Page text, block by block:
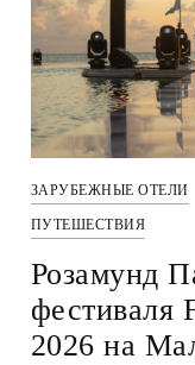
ЗАРУБЕЖНЫЕ ОТЕЛИ
ПУТЕШЕСТВИЯ
Розамунд
фестиваля
2026 на